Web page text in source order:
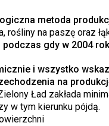
metoda
rośliny na paszę oraz
gdy w 2004
i wszystko
na
Ład zakłada
w tym kierunku pójdą.